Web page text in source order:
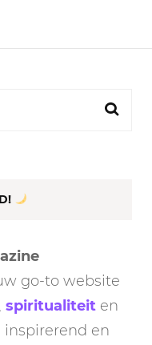
go-to website
, spiritualiteit en
inspirerend en